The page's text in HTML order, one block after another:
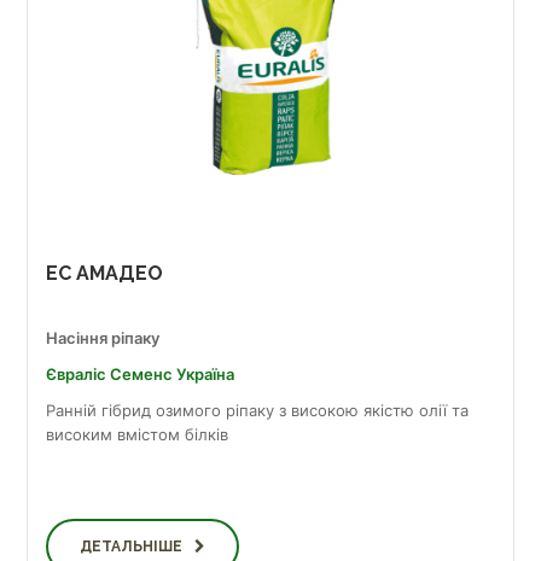
ЕС АМАДЕО
Насіння ріпаку
Євраліс Семенс Україна
Ранній гібрид озимого ріпаку з високою якістю олії та
високим вмістом білків
ДЕТАЛЬНІШЕ